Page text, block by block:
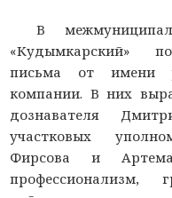
В
«Кудымкарский»
письма от имени
компании. В них
дознавателя
участковых
Фирсова и
профессионализм,